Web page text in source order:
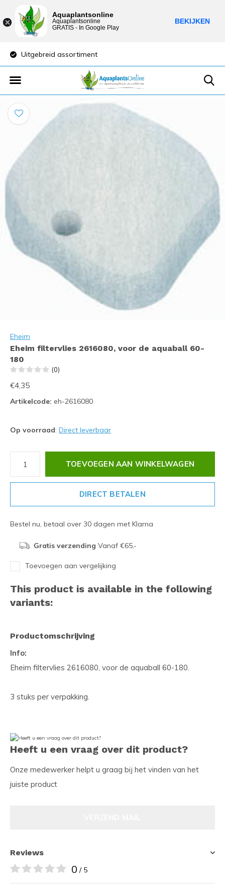
Uitgebreid assortiment
Eheim
Eheim filtervlies 2616080, voor de aquaball 60-
180
(0)
€4,35
Artikelcode: eh-2616080
Op voorraad: Direct leverbaar
TOEVOEGEN AAN WINKELWAGEN
DIRECT BETALEN
Bestel nu, betaal over 30 dagen met Klarna
Gratis verzending Vanaf €65,-
Toevoegen aan vergelijking
This product is available in the following
variants:
Productomschrijving
Info:
Eheim filtervlies 2616080, voor de aquaball 60-180.
3 stuks per verpakking.
Heeft u een vraag over dit product?
Onze medewerker helpt u graag bij het vinden van het
juiste product
Reviews
0 / 5
Aquaplantsonline
Aquaplantsonline
GRATIS - In Google Play
BEKIJKEN